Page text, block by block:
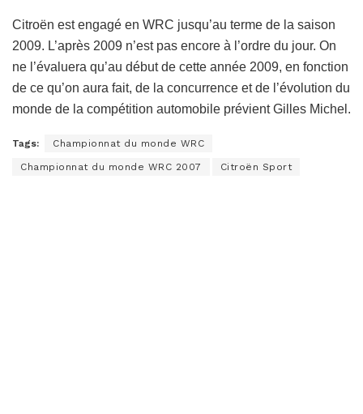
Citroën est engagé en WRC jusqu’au terme de la saison
2009. L’après 2009 n’est pas encore à l’ordre du jour. On
ne l’évaluera qu’au début de cette année 2009, en fonction
de ce qu’on aura fait, de la concurrence et de l’évolution du
monde de la compétition automobile prévient Gilles Michel.
Tags: Championnat du monde WRC
Championnat du monde WRC 2007 Citroën Sport